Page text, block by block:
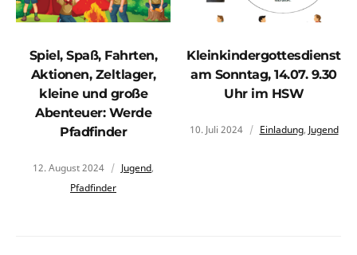
Spiel, Spaß, Fahrten,
Aktionen, Zeltlager,
kleine und große
Abenteuer: Werde
Pfadfinder
12. August 2024 Jugend,
Pfadfinder
Kleinkindergottesdienst
am Sonntag, 14.07. 9.30
Uhr im HSW
10. Juli 2024 Einladung, Jugend